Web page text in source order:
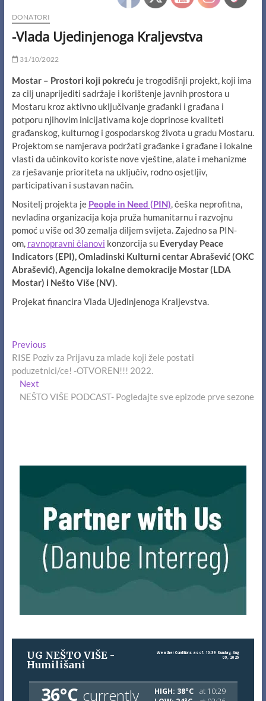
DONATORI
-Vlada Ujedinjenoga Kraljevstva
31/10/2022
Mostar – Prostori koji pokreću je trogodišnji projekt, koji ima
za cilj unaprijediti sadržaje i korištenje javnih prostora u
Mostaru kroz aktivno uključivanje građanki i građana i
potporu njihovim inicijativama koje doprinose kvaliteti
građanskog, kulturnog i gospodarskog života u gradu Mostaru.
Projektom se namjerava podržati građanke i građane i lokalne
vlasti da učinkovito koriste nove vještine, alate i mehanizme
za rješavanje prioriteta na uključiv, rodno osjetljiv,
participativan i sustavan način.
Nositelj projekta je People in Need (PIN) , češka neprofitna,
nevladina organizacija koja pruža humanitarnu i razvojnu
pomoć u više od 30 zemalja diljem svijeta. Zajedno sa PIN-
om, ravnopravni članovi konzorcija su Everyday Peace
Indicators (EPI), Omladinski Kulturni centar Abrašević(OKC
Abrašević), Agencija lokalne demokracije Mostar (LDA
Mostar) i Nešto Više(NV).
Projekat financira Vlada Ujedinjenoga Kraljevstva.
Navigacija
članaka
PreviousPrevious
post:
RISE Poziv za Prijavu za mlade koji žele postati
poduzetnici/ce! -OTVOREN!!! 2022.
Next
post:
NEŠTO VIŠE PODCAST- Pogledajte sve epizode prve sezone